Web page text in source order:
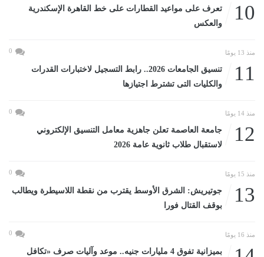
10
تعرف على مواعيد القطارات على خط القاهرة الإسكندرية
والعكس
منذ 13 يومًا 0
11
تنسيق الجامعات 2026.. رابط التسجيل لاختبارات القدرات
والكليات التى تشترط اجتيازها
منذ 14 يومًا 0
12
جامعة العاصمة تعلن جاهزية معامل التنسيق الإلكتروني
لاستقبال طلاب ثانوية عامة 2026
منذ 15 يومًا 0
13
جوتيريش: الشرق الأوسط يقترب من نقطة اللاسيطرة ويطالب
بوقف القتال فورا
منذ 16 يومًا 0
بميزانية تفوق 4 مليارات جنيه.. موعد وآليات صرف «تكافل